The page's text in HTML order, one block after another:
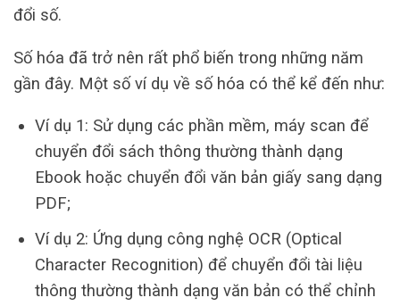
đổi số.
Số hóa đã trở nên rất phổ biến trong những năm
gần đây. Một số ví dụ về số hóa có thể kể đến như:
Ví dụ 1: Sử dụng các phần mềm, máy scan để
chuyển đổi sách thông thường thành dạng
Ebook hoặc chuyển đổi văn bản giấy sang dạng
PDF;
Ví dụ 2: Ứng dụng công nghệ OCR (Optical
Character Recognition) để chuyển đổi tài liệu
thông thường thành dạng văn bản có thể chỉnh